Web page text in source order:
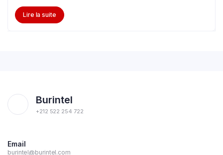
Lire la suite
Burintel
+212 522 254 722
Email
burintel@burintel.com